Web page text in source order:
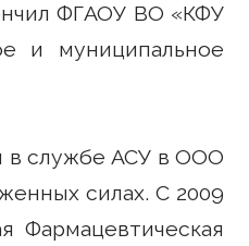
ФГАОУ ВО «КФУ
и муниципальное
в службе АСУ в ООО
силах. С 2009
Фармацевтическая